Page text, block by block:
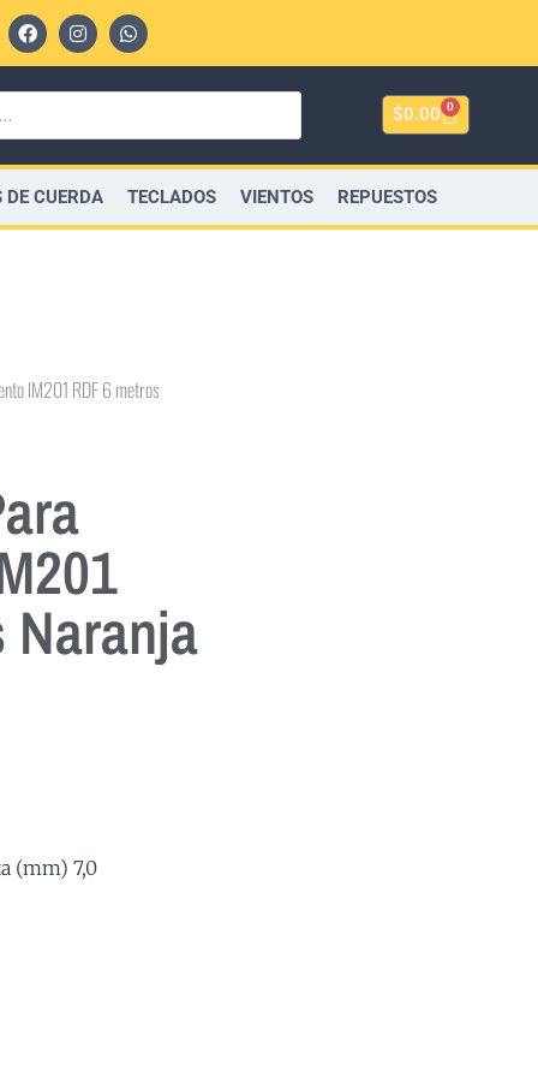
$0.00 0
CUERDA TECLADOS VIENTOS REPUESTOS
IM201 RDF 6 metros
Naranja
(mm) 7,0